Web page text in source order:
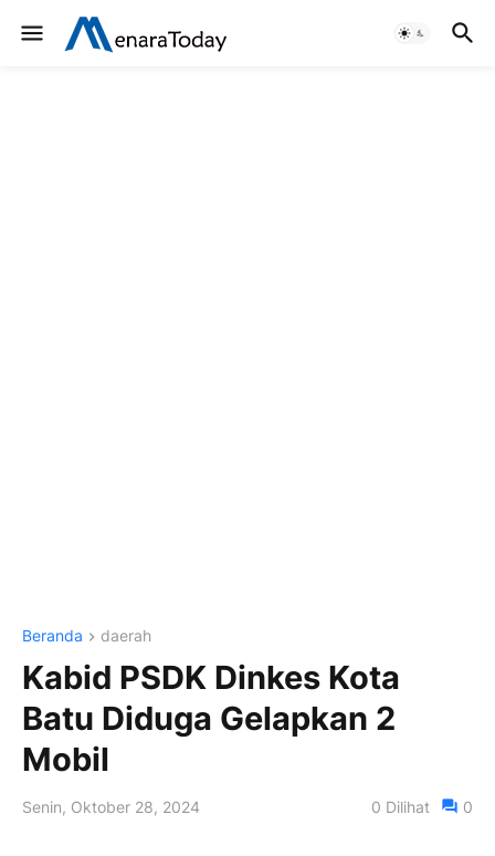
Beranda daerah
Kabid PSDK Dinkes Kota
Batu Diduga Gelapkan 2
Mobil
Senin, Oktober 28, 2024 0 Dilihat 0